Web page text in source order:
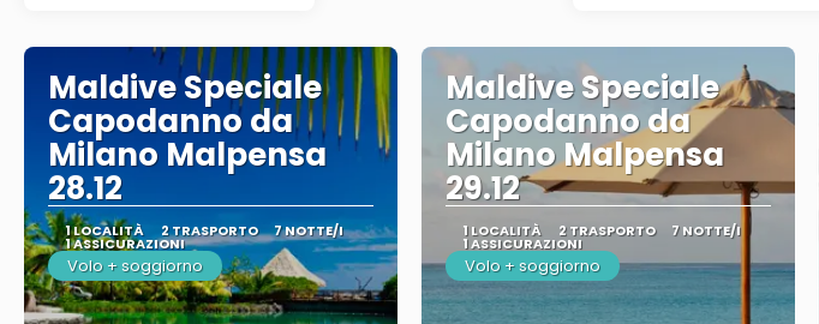
Maldive Speciale
Capodanno da
Milano Malpensa
28.12
1 LOCALITÀ 2 TRASPORTO 7 NOTTE/I
1 ASSICURAZIONI
Volo + soggiorno
Maldive Speciale
Capodanno da
Milano Malpensa
29.12
1 LOCALITÀ 2 TRASPORTO 7 NOTTE/I
1 ASSICURAZIONI
Volo + soggiorno